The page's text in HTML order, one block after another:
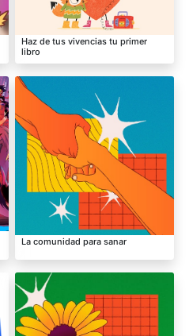
Haz de tus vivencias tu primer
libro
La comunidad para sanar